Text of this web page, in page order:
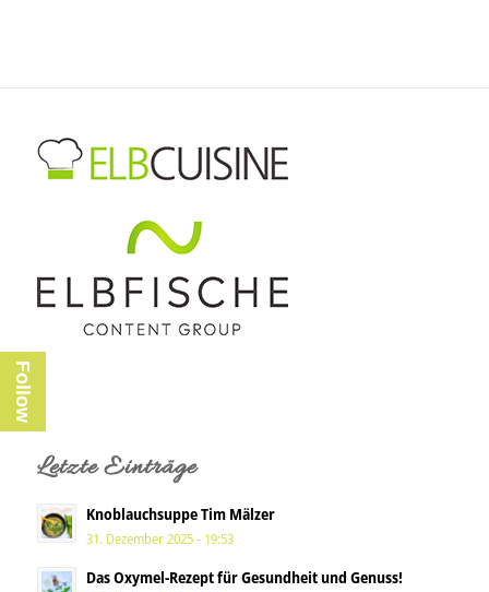
Letzte Einträge
Knoblauchsuppe Tim Mälzer
31. Dezember 2025 - 19:53
Das Oxymel-Rezept für Gesundheit und Genuss!
Follow